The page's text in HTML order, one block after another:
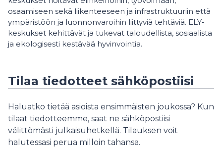
osaamiseen sekä liikenteeseen ja infrastruktuuriin että
ympäristöön ja luonnonvaroihin liittyviä tehtäviä. ELY-
keskukset kehittävät ja tukevat taloudellista, sosiaalista
ja ekologisesti kestävää hyvinvointia.
Tilaa tiedotteet sähköpostiisi
Haluatko tietää asioista ensimmäisten joukossa? Kun
tilaat tiedotteemme, saat ne sähköpostiisi
välittömästi julkaisuhetkellä. Tilauksen voit
halutessasi perua milloin tahansa.